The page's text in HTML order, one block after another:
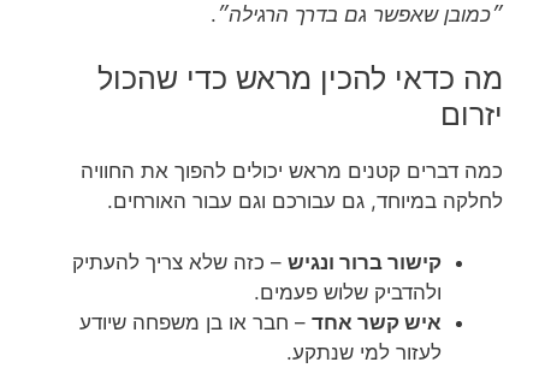
״כמובן שאפשר גם בדרך הרגילה״.
מה כדאי להכין מראש כדי שהכול
יזרום
כמה דברים קטנים מראש יכולים להפוך את החוויה
לחלקה במיוחד, גם עבורכם וגם עבור האורחים.
קישור ברור ונגיש – כזה שלא צריך להעתיק
ולהדביק שלוש פעמים.
איש קשר אחד – חבר או בן משפחה שיודע
לעזור למי שנתקע.